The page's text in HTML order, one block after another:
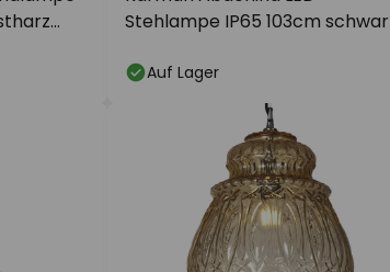
Stehlampe IP65 103cm
Auf Lager